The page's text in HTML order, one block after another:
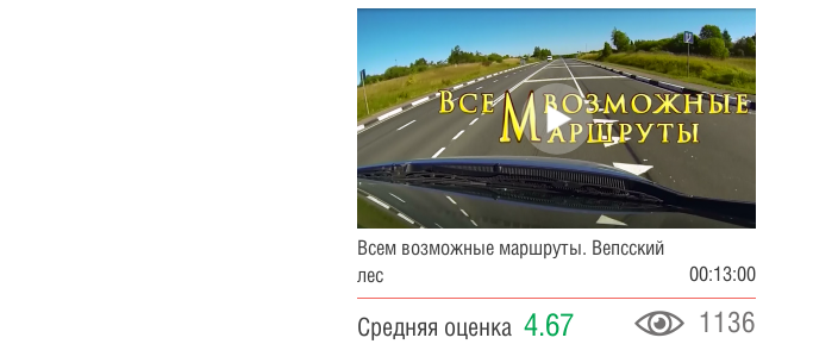
Всем возможные маршруты. Вепсский
лес
00:13:00
Средняя оценка 4.67 1136